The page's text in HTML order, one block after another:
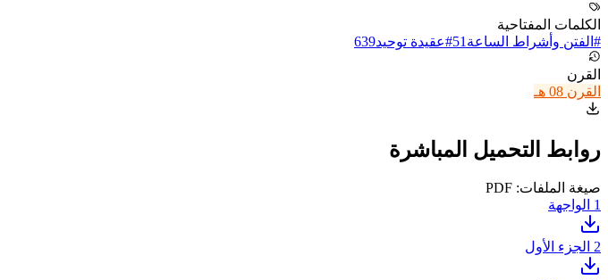
الكلمات المفتاحية
# الفتن وأشراط الساعة 51
#عقيدة توحيد639
القرن
القرن 08 هـ
روابط التحميل المباشرة
صيغة الملفات: PDF
1 الواجهة
2 الجزء الأول